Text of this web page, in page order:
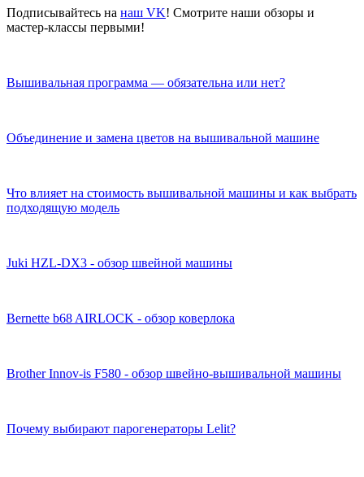
Подписывайтесь на наш VK! Смотрите наши обзоры и
мастер-классы первыми!
Вышивальная программа — обязательна или нет?
Объединение и замена цветов на вышивальной машине
Что влияет на стоимость вышивальной машины и как выбрать
подходящую модель
Juki HZL-DX3 - обзор швейной машины
Bernette b68 AIRLOCK - обзор коверлока
Brother Innov-is F580 - обзор швейно-вышивальной машины
Почему выбирают парогенераторы Lelit?